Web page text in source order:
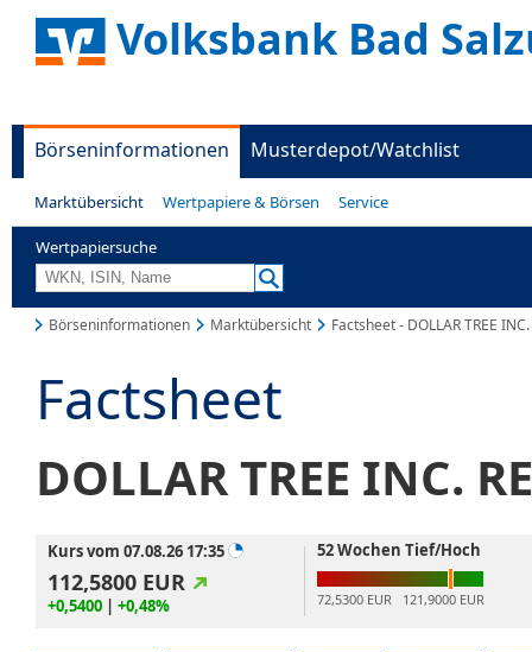
Volksbank Bad
Börseninformationen Musterdepot/Watchlist
Marktübersicht Wertpapiere & Börsen Service
Wertpapiersuche
Börseninformationen Marktübersicht Factsheet - DOLLAR TREE
Factsheet
DOLLAR TREE INC.
Kurs vom 07.08.26 17:35
112,5800 EUR
+0,5400 | +0,48%
52 Wochen Tief/Hoch
72,5300 EUR 121,9000 EUR